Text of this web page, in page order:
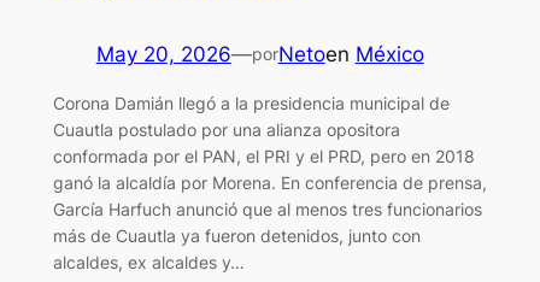
May 20, 2026—porNetoen México
Corona Damián llegó a la presidencia municipal de
Cuautla postulado por una alianza opositora
conformada por el PAN, el PRI y el PRD, pero en 2018
ganó la alcaldía por Morena. En conferencia de prensa,
García Harfuch anunció que al menos tres funcionarios
más de Cuautla ya fueron detenidos, junto con
alcaldes, ex alcaldes y…